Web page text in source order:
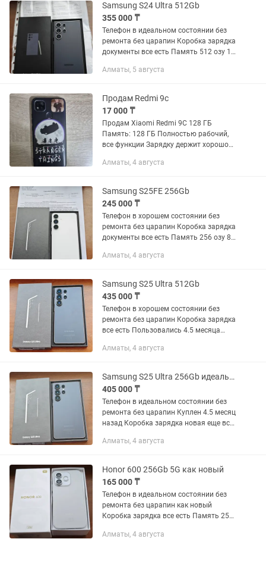
Samsung S24 Ultra 512Gb
355 000 ₸
Телефон в идеальном состоянии без
ремонта без царапин Коробка зарядка
документы все есть Память 512 озу 12
минимальный Звоните в любое время
Алматы, 5 августа
Продам Redmi 9c
17 000 ₸
Продам Xiaomi Redmi 9C 128 ГБ
Память: 128 ГБ Полностью рабочий,
все функции Зарядку держит хорошо
следы использования.Иногда может
Алматы, 4 августа
Samsung S25FE 256Gb
245 000 ₸
Телефон в хорошем состоянии без
ремонта без царапин Коробка зарядка
документы все есть Память 256 озу 8
торг минимальный Звоните в любое
Алматы, 4 августа
Samsung S25 Ultra 512Gb
435 000 ₸
Телефон в хорошем состоянии без
ремонта без царапин Коробка зарядка
все есть Пользовались 4.5 месяца
Обмен есть торг минимальный
Алматы, 4 августа
Samsung S25 Ultra 256Gb идеальный
405 000 ₸
Телефон в идеальном состоянии без
ремонта без царапин Куплен 4.5 месяц
назад Коробка зарядка новая еще все
Elite Обмен есть торг минимальный
Алматы, 4 августа
Honor 600 256Gb 5G как новый
165 000 ₸
Телефон в идеальном состоянии без
ремонта без царапин как новый
Коробка зарядка все есть Память 256
есть торг минимальный Звоните в
Алматы, 4 августа